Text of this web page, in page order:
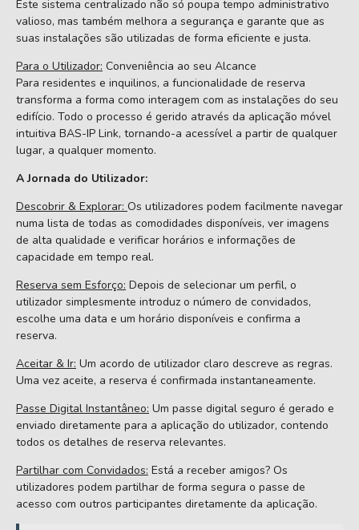
Este sistema centralizado não só poupa tempo administrativo
valioso, mas também melhora a segurança e garante que as
suas instalações são utilizadas de forma eficiente e justa.
Para o Utilizador: Conveniência ao seu Alcance
Para residentes e inquilinos, a funcionalidade de reserva
transforma a forma como interagem com as instalações do seu
edifício. Todo o processo é gerido através da aplicação móvel
intuitiva BAS-IP Link, tornando-a acessível a partir de qualquer
lugar, a qualquer momento.
A Jornada do Utilizador:
Descobrir & Explorar: Os utilizadores podem facilmente navegar
numa lista de todas as comodidades disponíveis, ver imagens
de alta qualidade e verificar horários e informações de
capacidade em tempo real.
Reserva sem Esforço: Depois de selecionar um perfil, o
utilizador simplesmente introduz o número de convidados,
escolhe uma data e um horário disponíveis e confirma a
reserva.
Aceitar & Ir: Um acordo de utilizador claro descreve as regras.
Uma vez aceite, a reserva é confirmada instantaneamente.
Passe Digital Instantâneo: Um passe digital seguro é gerado e
enviado diretamente para a aplicação do utilizador, contendo
todos os detalhes de reserva relevantes.
Partilhar com Convidados: Está a receber amigos? Os
utilizadores podem partilhar de forma segura o passe de
acesso com outros participantes diretamente da aplicação.